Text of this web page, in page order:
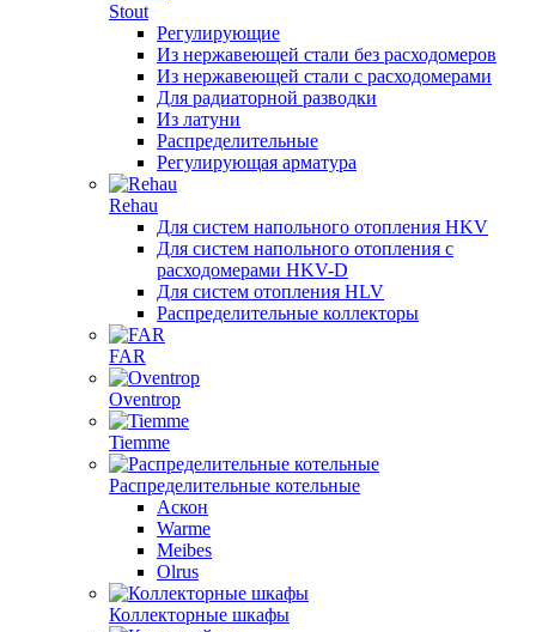
Stout
Регулирующие
Из нержавеющей стали без расходомеров
Из нержавеющей стали с расходомерами
Для радиаторной разводки
Из латуни
Распределительные
Регулирующая арматура
Rehau
Для систем напольного отопления HKV
Для систем напольного отопления с
расходомерами HKV-D
Для систем отопления HLV
Распределительные коллекторы
FAR
Oventrop
Tiemme
Распределительные котельные
Аскон
Warme
Meibes
Olrus
Коллекторные шкафы